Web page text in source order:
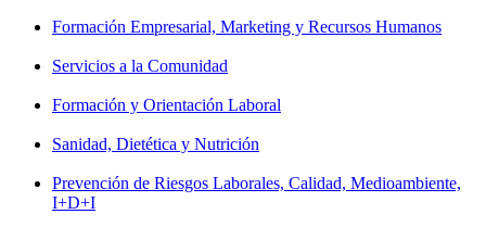
Formación Empresarial, Marketing y Recursos Humanos
Servicios a la Comunidad
Formación y Orientación Laboral
Sanidad, Dietética y Nutrición
Prevención de Riesgos Laborales, Calidad, Medioambiente,
I+D+I